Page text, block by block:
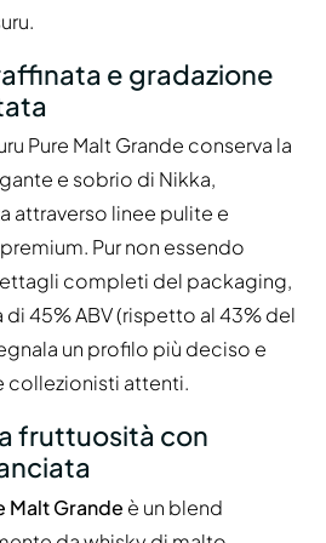
e gradazione
Pure Malt Grande conserva la
e sobrio di Nikka,
attraverso linee pulite e
Pur non essendo
completi del packaging,
45% ABV (rispetto al 43% del
un profilo più deciso e
collezionisti attenti.
fruttuosità con
Malt Grande è un blend